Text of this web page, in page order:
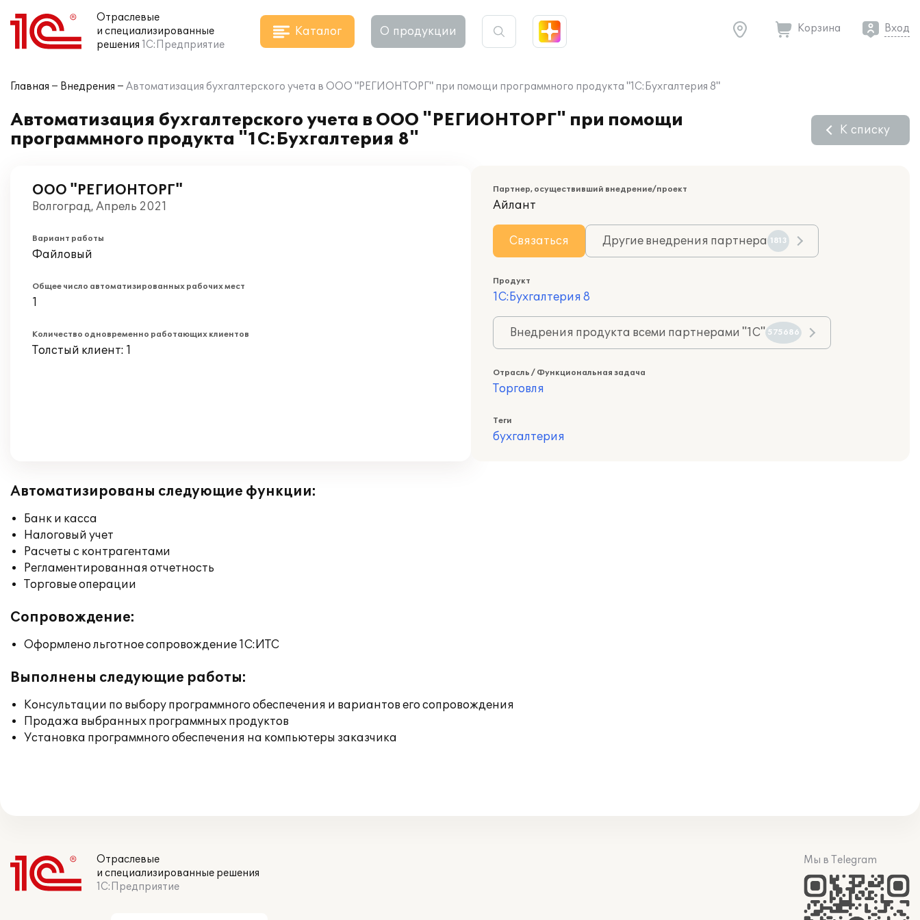
Отраслевые
и специализированные
решения 1С:Предприятие
Каталог О продукции Корзина Вход
Главная Внедрения Автоматизация бухгалтерского учета в ООО "РЕГИОНТОРГ" при помощи программного продукта "1С:Бухгалтерия 8"
Автоматизация бухгалтерского учета в ООО "РЕГИОНТОРГ" при помощи
программного продукта "1С:Бухгалтерия 8"
К списку
ООО "РЕГИОНТОРГ"
Волгоград, Апрель 2021
Вариант работы
Файловый
Общее число автоматизированных рабочих мест
1
Количество одновременно работающих клиентов
Толстый клиент: 1
Партнер, осуществивший внедрение/проект
Айлант
Связаться Другие внедрения партнера 1813
Продукт
1С:Бухгалтерия 8
Внедрения продукта всеми партнерами "1С" 575686
Отрасль / Функциональная задача
Торговля
Теги
бухгалтерия
Автоматизированы следующие функции:
Банк и касса
Налоговый учет
Расчеты с контрагентами
Регламентированная отчетность
Торговые операции
Сопровождение:
Оформлено льготное сопровождение 1С:ИТС
Выполнены следующие работы:
Консультации по выбору программного обеспечения и вариантов его сопровождения
Продажа выбранных программных продуктов
Установка программного обеспечения на компьютеры заказчика
Отраслевые
и специализированные решения
1С:Предприятие
Мы в Telegram